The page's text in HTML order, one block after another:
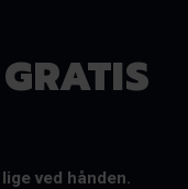
ved hånden.